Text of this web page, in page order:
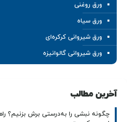
ورق روغنی
ورق سیاه
ورق شیروانی کرکره‌ای
ورق شیروانی گالوانیزه
آخرین مطالب
چگونه نبشی را به‌درستی برش بزنیم؟